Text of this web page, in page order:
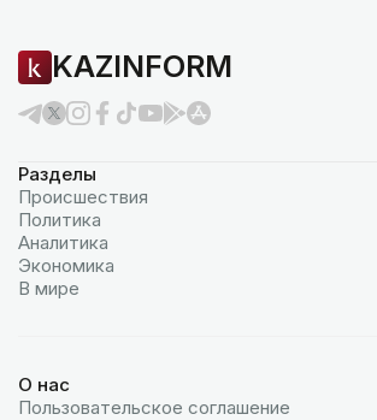
KAZINFORM
Разделы
Происшествия
Политика
Аналитика
Экономика
В мире
О нас
Пользовательское соглашение